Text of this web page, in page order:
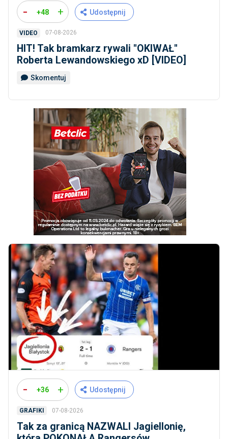
- +48 + Udostępnij
VIDEO 07-08-2026
HIT! Tak bramkarz rywali ''OKIWAŁ''
Roberta Lewandowskiego xD [VIDEO]
Skomentuj
- +36 + Udostępnij
GRAFIKI 07-08-2026
Tak za granicą NAZWALI Jagiellonię,